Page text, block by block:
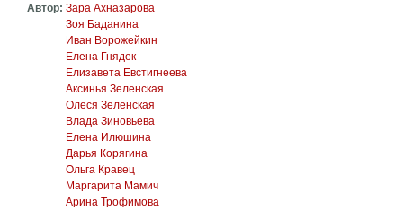
Автор: Зара Ахназарова
Зоя Баданина
Иван Ворожейкин
Елена Гнядек
Елизавета Евстигнеева
Аксинья Зеленская
Олеся Зеленская
Влада Зиновьева
Елена Илюшина
Дарья Корягина
Ольга Кравец
Маргарита Мамич
Арина Трофимова